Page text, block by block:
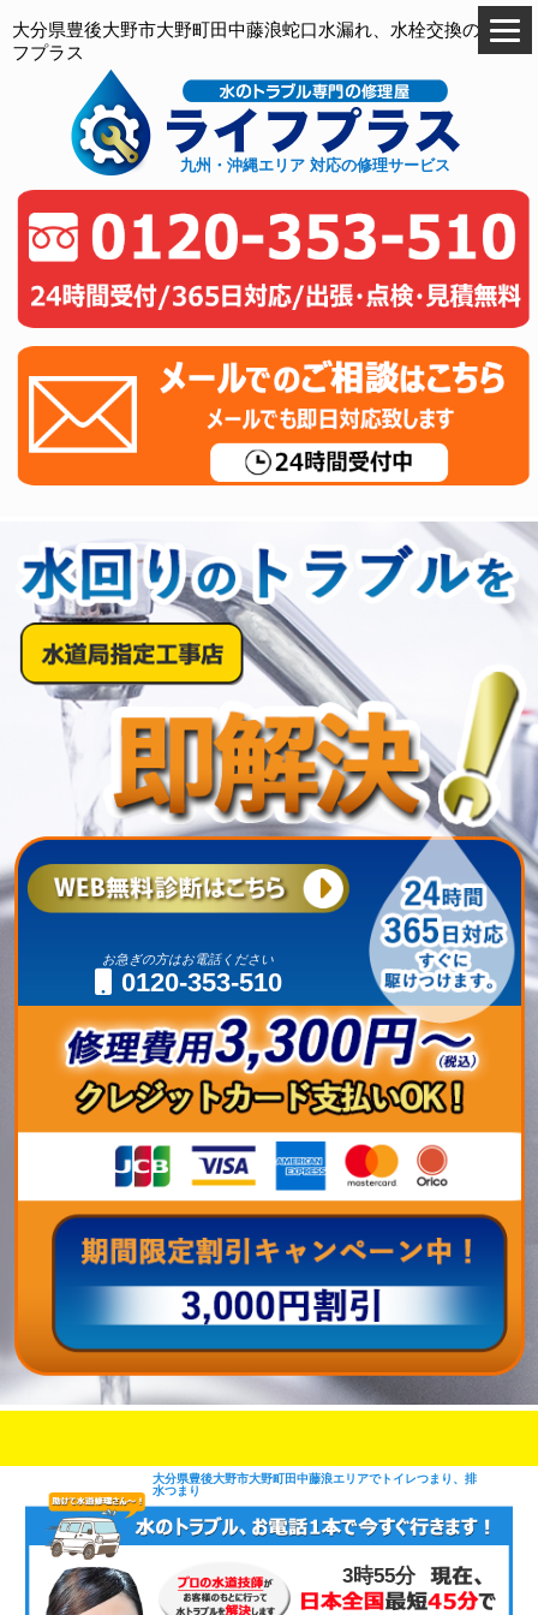
大分県豊後大野市大野町田中藤浪蛇口水漏れ、水栓交換のライ
フプラス
九州・沖縄エリア 対応の修理サービス
お急ぎの方はお電話ください
0120-353-510
大分県豊後大野市大野町田中藤浪エリアでトイレつまり、排
水つまり
3時55分